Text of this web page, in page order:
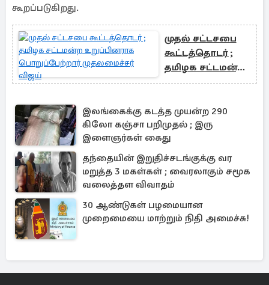
கூறப்படுகிறது.
முதல் சட்டசபை
கூட்டத்தொடர் ;
தமிழக சட்டமன்ற
உறுப்பினராக
முதலமைச்சர்
விஜய்
இலங்கைக்கு கடத்த முயன்ற 290
கிலோ கஞ்சா பறிமுதல் ; இரு
இளைஞர்கள் கைது
தந்தையின் இறுதிச்சடங்குக்கு வர
மறுத்த 3 மகள்கள் ; வைரலாகும் சமூக
வலைத்தள விவாதம்
30 ஆண்டுகள் பழமையான
முறைமையை மாற்றும் நிதி அமைச்சு!